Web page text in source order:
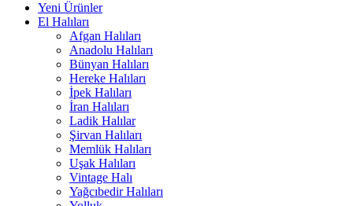
Yeni Ürünler
El Halıları
Afgan Halıları
Anadolu Halıları
Bünyan Halıları
Hereke Halıları
İpek Halıları
İran Halıları
Ladik Halılar
Şirvan Halıları
Memlük Halıları
Uşak Halıları
Vintage Halı
Yağcıbedir Halıları